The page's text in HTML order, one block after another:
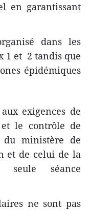
en garantissant
dans les
1 et 2 tandis que
épidémiques
exigences de
le contrôle de
du ministère de
et de celui de la
séance
ne sont pas